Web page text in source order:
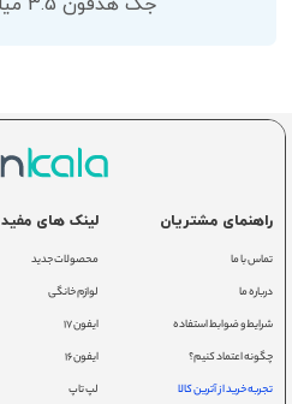
راهنمای مشتریان
تماس با ما
درباره ما
شرایط و ضوابط استفاده
چگونه اعتماد کنیم؟
تجربه خرید از آترین کالا
لینک های مفید
محصولات جدید
لوازم خانگی
ایفون ۱۷
ایفون ۱۶
لپ تاپ